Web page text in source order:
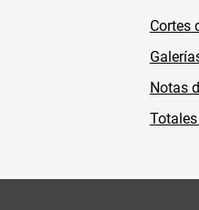
Cortes
Notas